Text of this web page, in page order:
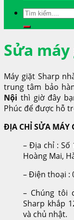
Sửa
Máy giặt Sharp
trung tâm bảo
Nội thì giờ đây
Phúc để được hỗ
ĐỊA CHỈ SỬA MÁY
– Địa chỉ : Số
Hoàng Mai,
– Điện thoại :
– Chúng tôi
Sharp khắp
và chủ nhật.